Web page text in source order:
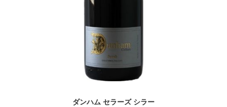
ダンハム セラーズ シラー